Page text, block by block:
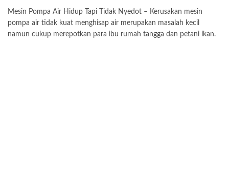
Mesin Pompa Air Hidup Tapi Tidak Nyedot – Kerusakan mesin
pompa air tidak kuat menghisap air merupakan masalah kecil
namun cukup merepotkan para ibu rumah tangga dan petani ikan.